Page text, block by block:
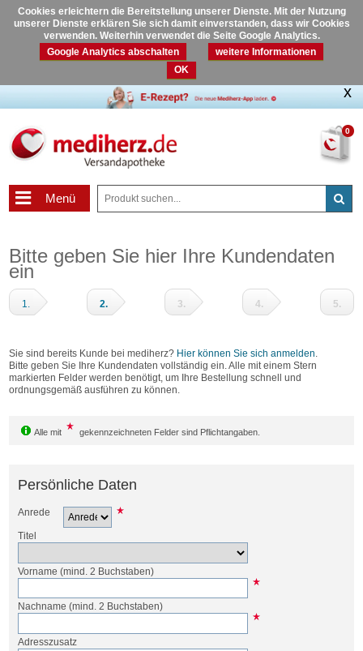
Cookies erleichtern die Bereitstellung unserer Dienste. Mit der Nutzung
unserer Dienste erklären Sie sich damit einverstanden, dass wir Cookies
verwenden. Weiterhin verwendet die Seite Google Analytics.
Google Analytics abschalten
weitere Informationen
OK
0
Menü
Bitte geben Sie hier Ihre Kundendaten
ein
1. 2. 3. 4.
und
Bestellen
5.
Sie sind bereits Kunde bei mediherz? Hier können Sie sich anmelden.
Bitte geben Sie Ihre Kundendaten vollständig ein. Alle mit einem Stern
markierten Felder werden benötigt, um Ihre Bestellung schnell und
ordnungsgemäß ausführen zu können.
Alle mit gekennzeichneten Felder sind Pflichtangaben.
Persönliche Daten
Anrede
Titel
Vorname (mind. 2 Buchstaben)
Nachname (mind. 2 Buchstaben)
Adresszusatz